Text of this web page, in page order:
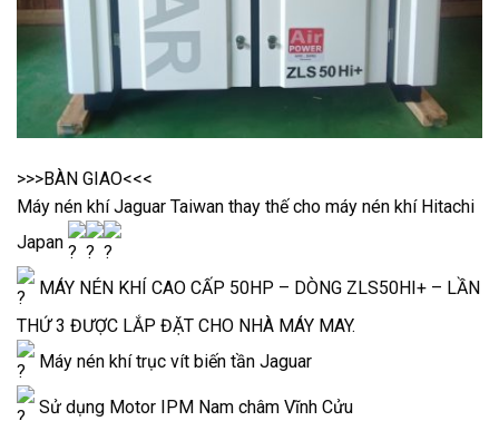
>>>BÀN GIAO<<<
Máy nén khí Jaguar Taiwan thay thế cho máy nén khí Hitachi
Japan
MÁY NÉN KHÍ CAO CẤP 50HP – DÒNG ZLS50HI+ – LẦN
THỨ 3 ĐƯỢC LẮP ĐẶT CHO NHÀ MÁY MAY.
Máy nén khí trục vít biến tần Jaguar
Sử dụng Motor IPM Nam châm Vĩnh Cửu